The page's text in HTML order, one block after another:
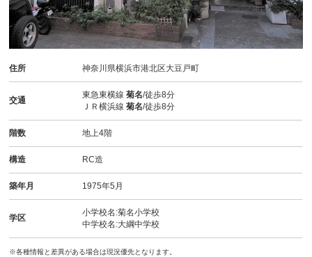
住所 神奈川県横浜市港北区大豆戸町
交通
東急東横線菊名/徒歩8分
ＪＲ横浜線菊名/徒歩8分
階数 地上4階
構造 RC造
築年月 1975年5月
学区
小学校名:菊名小学校
中学校名:大綱中学校
※各種情報と差異がある場合は現況優先となります。